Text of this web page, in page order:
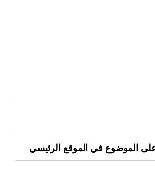
على الموضوع في الموقع الرئيسي